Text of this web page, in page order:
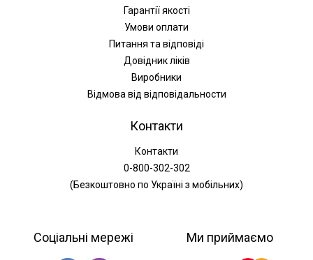
Гарантії якості
Умови оплати
Питання та відповіді
Довідник ліків
Виробники
Відмова від відповідальности
Контакти
Контакти
0-800-302-302
(Безкоштовно по Україні з мобільних)
Соціальні мережі Ми приймаємо